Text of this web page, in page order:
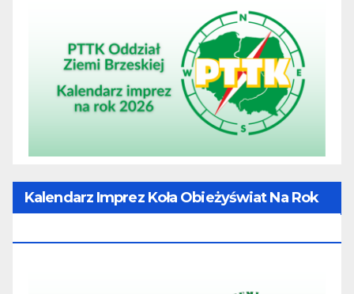
Kalendarz Imprez Koła Obieżyświat Na Rok